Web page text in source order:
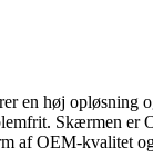
en høj opløsning
Skærmen er
af OEM-kvalitet